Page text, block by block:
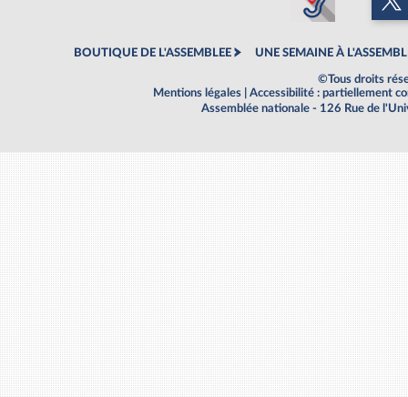
BOUTIQUE DE L'ASSEMBLEE UNE SEMAINE À
©Tous droits
Mentions légales
Accessibilité : partiellement
Assemblée nationale - 126 Rue de